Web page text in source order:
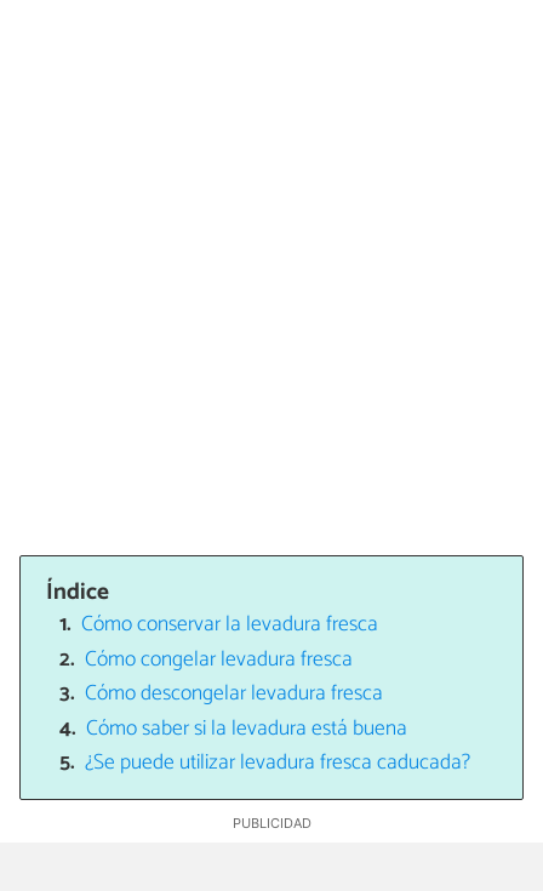
Índice
Cómo conservar la levadura fresca
Cómo congelar levadura fresca
Cómo descongelar levadura fresca
Cómo saber si la levadura está buena
¿Se puede utilizar levadura fresca caducada?